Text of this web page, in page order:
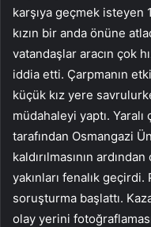
karşıya geçmek isteyen
kızın bir anda önüne
vatandaşlar aracın çok
iddia etti. Çarpmanın
küçük kız yere
müdahaleyi yaptı.
tarafından Osmangazi
kaldırılmasının
yakınları fenalık
soruşturma başlattı.
olay yerini